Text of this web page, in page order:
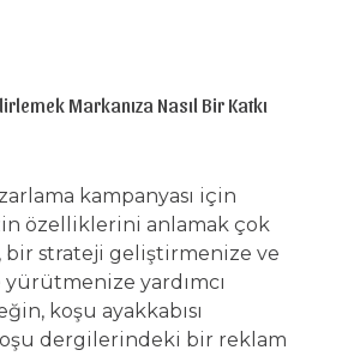
Markanıza Nasıl Bir Katkı
kampanyası için
özelliklerini anlamak çok
bir strateji geliştirmenize ve
yardımcı
koşu ayakkabısı
dergilerindeki bir reklam